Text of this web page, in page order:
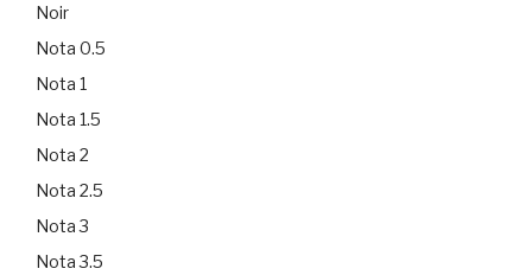
Noir
Nota 0.5
Nota 1
Nota 1.5
Nota 2
Nota 2.5
Nota 3
Nota 3.5